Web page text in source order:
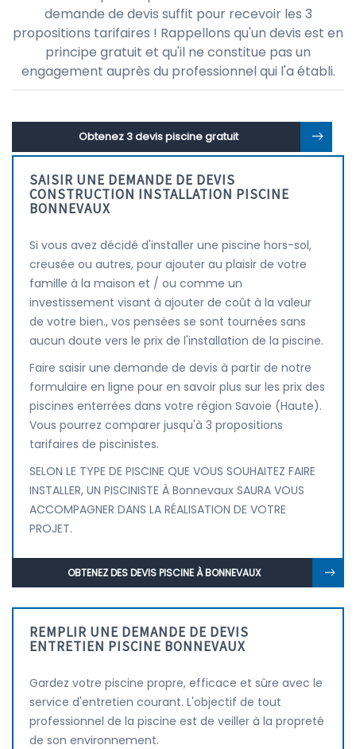
demande de devis suffit pour recevoir les 3
propositions tarifaires ! Rappellons qu'un devis est en
principe gratuit et qu'il ne constitue pas un
engagement auprès du professionnel qui l'a établi.
Obtenez 3 devis piscine gratuit
SAISIR UNE DEMANDE DE DEVIS
CONSTRUCTION INSTALLATION PISCINE
BONNEVAUX
Si vous avez décidé d'installer une piscine hors-sol,
creusée ou autres, pour ajouter au plaisir de votre
famille à la maison et / ou comme un
investissement visant à ajouter de coût à la valeur
de votre bien., vos pensées se sont tournées sans
aucun doute vers le prix de l'installation de la piscine.
Faire saisir une demande de devis à partir de notre
formulaire en ligne pour en savoir plus sur les prix des
piscines enterrées dans votre région Savoie (Haute).
Vous pourrez comparer jusqu'à 3 propositions
tarifaires de piscinistes.
SELON LE TYPE DE PISCINE QUE VOUS SOUHAITEZ FAIRE
INSTALLER, UN PISCINISTE À Bonnevaux SAURA VOUS
ACCOMPAGNER DANS LA RÉALISATION DE VOTRE
PROJET.
OBTENEZ DES DEVIS PISCINE À BONNEVAUX
REMPLIR UNE DEMANDE DE DEVIS
ENTRETIEN PISCINE BONNEVAUX
Gardez votre piscine propre, efficace et sûre avec le
service d'entretien courant. L'objectif de tout
professionnel de la piscine est de veiller à la propreté
de son environnement.